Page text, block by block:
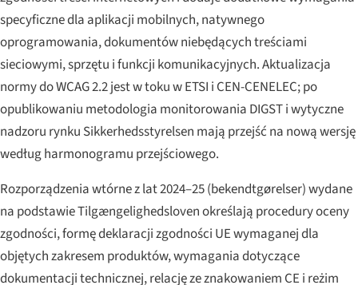
specyficzne dla aplikacji mobilnych, natywnego
oprogramowania, dokumentów niebędących treściami
sieciowymi, sprzętu i funkcji komunikacyjnych. Aktualizacja
normy do WCAG 2.2 jest w toku w ETSI i CEN-CENELEC; po
opublikowaniu metodologia monitorowania DIGST i wytyczne
nadzoru rynku Sikkerhedsstyrelsen mają przejść na nową wersję
według harmonogramu przejściowego.
Rozporządzenia wtórne z lat 2024–25 (bekendtgørelser) wydane
na podstawie Tilgængelighedsloven określają procedury oceny
zgodności, formę deklaracji zgodności UE wymaganej dla
objętych zakresem produktów, wymagania dotyczące
dokumentacji technicznej, relację ze znakowaniem CE i reżim